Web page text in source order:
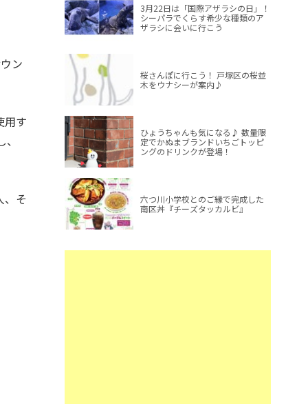
ン
用す
、そ
3月22日は「国際アザラシの日」！
シーパラでくらす希少な種類のア
ザラシに会いに行こう
桜さんぽに行こう！ 戸塚区の桜並
木をウナシーが案内♪
ひょうちゃんも気になる♪ 数量限
定でかぬまブランドいちごトッピ
ングのドリンクが登場！
六つ川小学校とのご縁で完成した
南区丼『チーズタッカルビ』